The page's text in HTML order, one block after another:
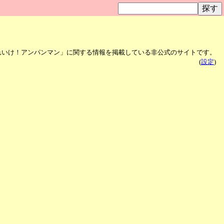
いけ！アンパンマン」に関する情報を掲載している非公式のサイトです。
(設定)